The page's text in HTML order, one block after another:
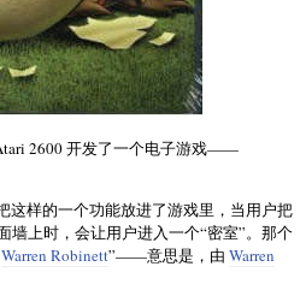
2600 开发了一个电子游戏——
这样的一个功能放进了游戏里，当用户把
墙上时，会让用户进入一个“密室”。那个
Warren Robinett”——意思是，由 Warren